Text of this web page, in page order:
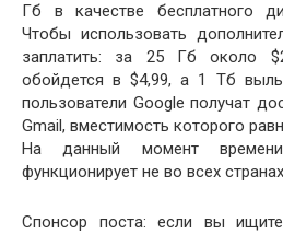
Гб в качестве бесплатного
Чтобы использовать
заплатить: за 25 Гб около
обойдется в $4,99, а 1 Тб
пользователи Google получат
Gmail, вместимость которого
На данный момент
функционирует не во всех
Спонсор поста: если вы